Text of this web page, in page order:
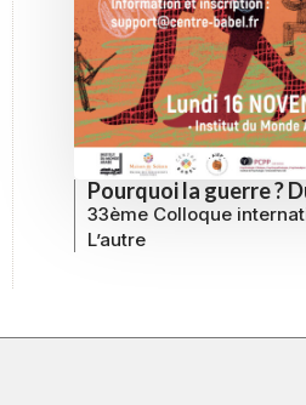
Pourquoi la guerre ?
33ème Colloque
L’autre